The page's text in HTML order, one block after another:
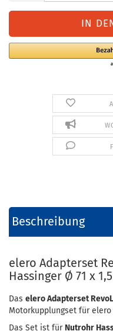
Beschreibung
elero Adapterset
Hassinger Ø 71 x
Das elero Adapterset
Motorkupplungset für
Das Set ist für Nutrohr